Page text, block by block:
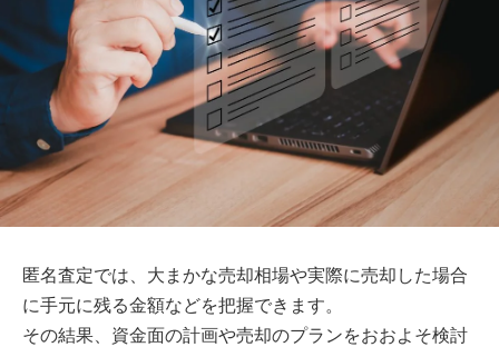
匿名査定では、大まかな売却相場や実際に売却した場合
に手元に残る金額などを把握できます。
その結果、資金面の計画や売却のプランをおおよそ検討